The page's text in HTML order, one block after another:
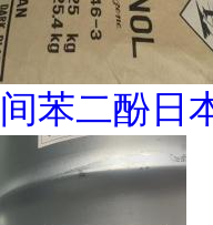
间苯二酚日